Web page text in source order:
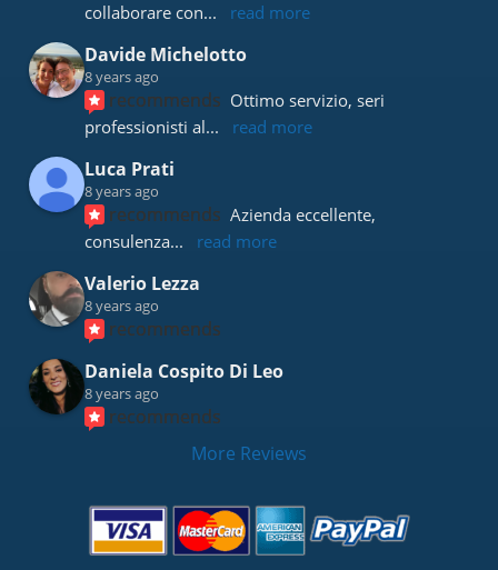
collaborare con... read more
Davide Michelotto
8 years ago
recommends Ottimo servizio, seri
professionisti al... read more
Luca Prati
8 years ago
recommends Azienda eccellente,
consulenza... read more
Valerio Lezza
8 years ago
recommends
Daniela Cospito Di Leo
8 years ago
recommends
More Reviews